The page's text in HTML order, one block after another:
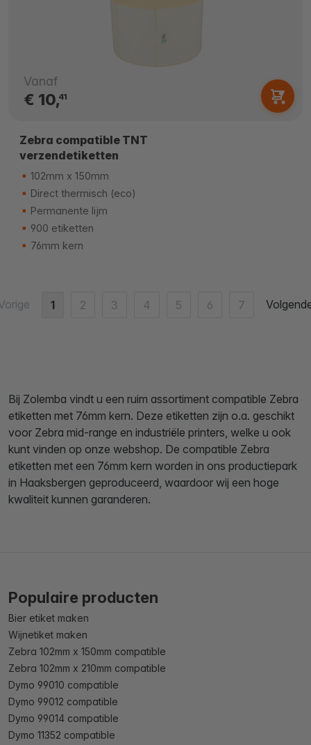
Vanaf
€ 10,41
Zebra compatible TNT
verzendetiketten
102mm x 150mm
Direct thermisch (eco)
Permanente lijm
900 etiketten
76mm kern
1 2 3 4 5 6 7
Bij Zolemba vindt u een ruim assortiment compatible Zebra
etiketten met 76mm kern. Deze etiketten zijn o.a. geschikt
voor Zebra mid-range en industriële printers, welke u ook
kunt vinden op onze webshop. De compatible Zebra
etiketten met een 76mm kern worden in ons productiepark
in Haaksbergen geproduceerd, waardoor wij een hoge
kwaliteit kunnen garanderen.
Populaire producten
Bier etiket maken
Wijnetiket maken
Zebra 102mm x 150mm compatible
Zebra 102mm x 210mm compatible
Dymo 99010 compatible
Dymo 99012 compatible
Dymo 99014 compatible
Dymo 11352 compatible